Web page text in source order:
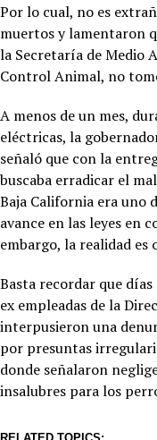
Por lo cual, no es
muertos y lamentaron
la Secretaría de Medio
Control Animal, no
A menos de un mes,
eléctricas, la
señaló que con la
buscaba erradicar el
Baja California era uno
avance en las leyes en
embargo, la realidad
Basta recordar que
ex empleadas de la
interpusieron una
por presuntas
donde señalaron
insalubres para los